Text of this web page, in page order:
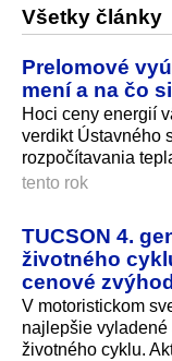
Všetky články
Prelomové
mení a na čo
Hoci ceny energií
verdikt Ústavného
rozpočítavania
tento rok
TUCSON 4.
životného
cenové
V motoristickom
najlepšie
životného cyklu.